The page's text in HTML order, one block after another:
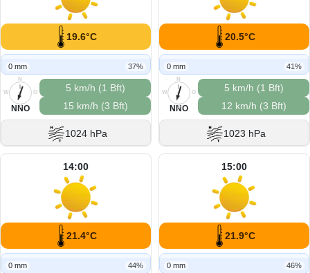
19.6°C
0 mm 37%
N
O
S
W
NNO
5 km/h (1 Bft)
15 km/h (3 Bft)
1024 hPa
20.5°C
0 mm 41%
N
O
S
W
NNO
5 km/h (1 Bft)
12 km/h (3 Bft)
1023 hPa
14:00
21.4°C
0 mm 44%
15:00
21.9°C
0 mm 46%